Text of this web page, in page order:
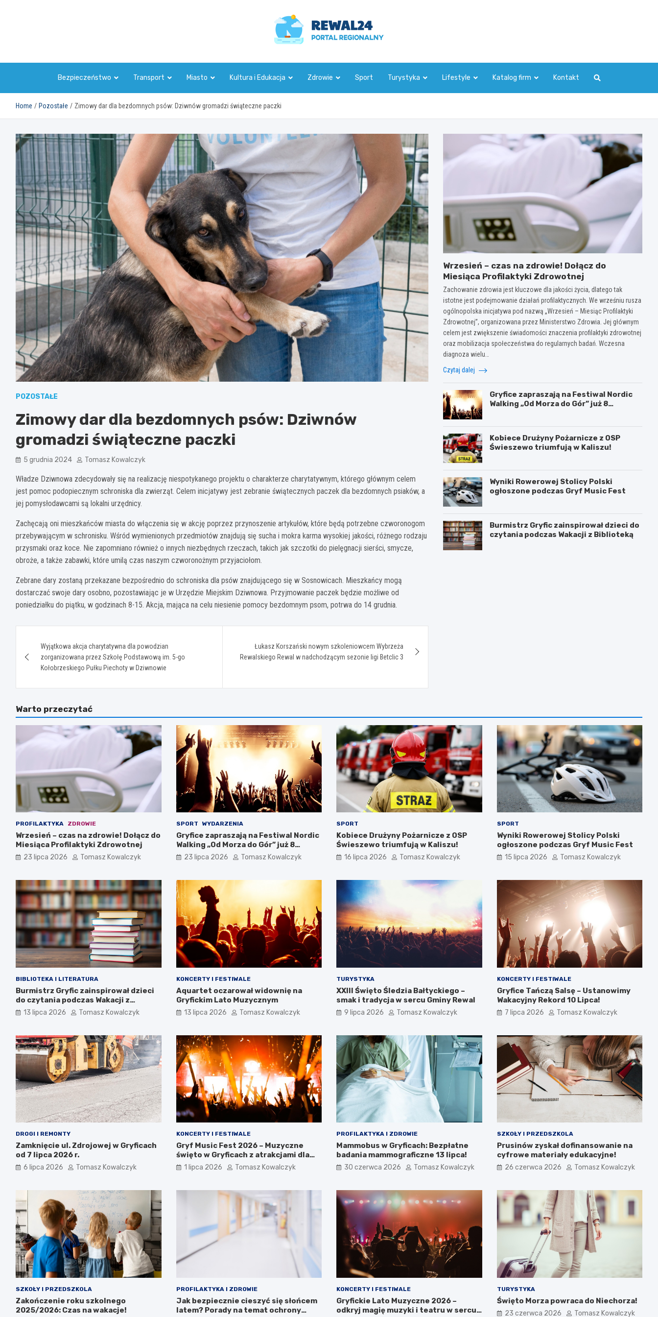
rewal24.pl
Bezpieczeństwo Transport Miasto Kultura i Edukacja Zdrowie Sport Turystyka Lifestyle Katalog firm Kontakt
Home Pozostałe Zimowy dar dla bezdomnych psów: Dziwnów gromadzi świąteczne paczki
POZOSTAŁE
Zimowy dar dla bezdomnych psów: Dziwnów
gromadzi świąteczne paczki
5 grudnia 2024 Tomasz Kowalczyk
Władze Dziwnowa zdecydowały się na realizację niespotykanego projektu o charakterze charytatywnym, którego głównym celem
jest pomoc podopiecznym schroniska dla zwierząt. Celem inicjatywy jest zebranie świątecznych paczek dla bezdomnych psiaków, a
jej pomysłodawcami są lokalni urzędnicy.
Zachęcają oni mieszkańców miasta do włączenia się w akcję poprzez przynoszenie artykułów, które będą potrzebne czworonogom
przebywającym w schronisku. Wśród wymienionych przedmiotów znajdują się sucha i mokra karma wysokiej jakości, różnego rodzaju
przysmaki oraz koce. Nie zapomniano również o innych niezbędnych rzeczach, takich jak szczotki do pielęgnacji sierści, smycze,
obroże, a także zabawki, które umilą czas naszym czworonożnym przyjaciołom.
Zebrane dary zostaną przekazane bezpośrednio do schroniska dla psów znajdującego się w Sosnowicach. Mieszkańcy mogą
dostarczać swoje dary osobno, pozostawiając je w Urzędzie Miejskim Dziwnowa. Przyjmowanie paczek będzie możliwe od
poniedziałku do piątku, w godzinach 8-15. Akcja, mająca na celu niesienie pomocy bezdomnym psom, potrwa do 14 grudnia.
wpisu
Wyjątkowa akcja charytatywna dla powodzian
zorganizowana przez Szkołę Podstawową im. 5-go
Kołobrzeskiego Pułku Piechoty w Dziwnowie
Łukasz Korszański nowym szkoleniowcem Wybrzeża
Rewalskiego Rewal w nadchodzącym sezonie ligi Betclic 3
Wrzesień – czas na zdrowie! Dołącz do
Miesiąca Profilaktyki Zdrowotnej
Zachowanie zdrowia jest kluczowe dla jakości życia, dlatego tak
istotne jest podejmowanie działań profilaktycznych. We wrześniu rusza
ogólnopolska inicjatywa pod nazwą „Wrzesień – Miesiąc Profilaktyki
Zdrowotnej”, organizowana przez Ministerstwo Zdrowia. Jej głównym
celem jest zwiększenie świadomości znaczenia profilaktyki zdrowotnej
oraz mobilizacja społeczeństwa do regularnych badań. Wczesna
diagnoza wielu…
Czytaj dalej
Gryfice zapraszają na Festiwal Nordic
Walking „Od Morza do Gór” już 8
Kobiece Drużyny Pożarnicze z OSP
Świeszewo triumfują w Kaliszu!
Wyniki Rowerowej Stolicy Polski
ogłoszone podczas Gryf Music Fest
Burmistrz Gryfic zainspirował dzieci do
czytania podczas Wakacji z Biblioteką
Warto przeczytać
PROFILAKTYKA ZDROWIE
Wrzesień – czas na zdrowie! Dołącz do
Miesiąca Profilaktyki Zdrowotnej
23 lipca 2026 Tomasz Kowalczyk
SPORT WYDARZENIA
Gryfice zapraszają na Festiwal Nordic
Walking „Od Morza do Gór” już 8
sierpnia!
23 lipca 2026 Tomasz Kowalczyk
SPORT
Kobiece Drużyny Pożarnicze z OSP
Świeszewo triumfują w Kaliszu!
16 lipca 2026 Tomasz Kowalczyk
SPORT
Wyniki Rowerowej Stolicy Polski
ogłoszone podczas Gryf Music Fest
15 lipca 2026 Tomasz Kowalczyk
BIBLIOTEKA I LITERATURA
Burmistrz Gryfic zainspirował dzieci
do czytania podczas Wakacji z
Biblioteką
13 lipca 2026 Tomasz Kowalczyk
KONCERTY I FESTIWALE
Aquartet oczarował widownię na
Gryfickim Lato Muzycznym
13 lipca 2026 Tomasz Kowalczyk
TURYSTYKA
XXIII Święto Śledzia Bałtyckiego –
smak i tradycja w sercu Gminy Rewal
9 lipca 2026 Tomasz Kowalczyk
KONCERTY I FESTIWALE
Gryfice Tańczą Salsę – Ustanowimy
Wakacyjny Rekord 10 Lipca!
7 lipca 2026 Tomasz Kowalczyk
DROGI I REMONTY
Zamknięcie ul. Zdrojowej w Gryficach
od 7 lipca 2026 r.
6 lipca 2026 Tomasz Kowalczyk
KONCERTY I FESTIWALE
Gryf Music Fest 2026 – Muzyczne
święto w Gryficach z atrakcjami dla
całej rodziny!
1 lipca 2026 Tomasz Kowalczyk
PROFILAKTYKA I ZDROWIE
Mammobus w Gryficach: Bezpłatne
badania mammograficzne 13 lipca!
30 czerwca 2026 Tomasz Kowalczyk
SZKOŁY I PRZEDSZKOLA
Prusinów zyskał dofinansowanie na
cyfrowe materiały edukacyjne!
26 czerwca 2026 Tomasz Kowalczyk
SZKOŁY I PRZEDSZKOLA
Zakończenie roku szkolnego
2025/2026: Czas na wakacje!
PROFILAKTYKA I ZDROWIE
Jak bezpiecznie cieszyć się słońcem
latem? Porady na temat ochrony
KONCERTY I FESTIWALE
Gryfickie Lato Muzyczne 2026 –
odkryj magię muzyki i teatru w sercu
TURYSTYKA
Święto Morza powraca do Niechorza!
23 czerwca 2026 Tomasz Kowalczyk